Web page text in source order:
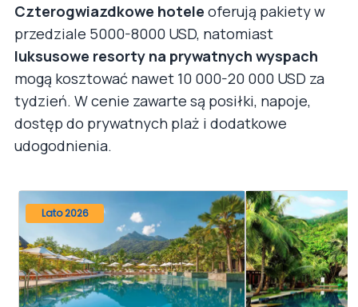
Czterogwiazdkowe hotele oferują pakiety w
przedziale 5000-8000 USD, natomiast
luksusowe resorty na prywatnych wyspach
mogą kosztować nawet 10 000-20 000 USD za
tydzień. W cenie zawarte są posiłki, napoje,
dostęp do prywatnych plaż i dodatkowe
udogodnienia.
Lato 2026